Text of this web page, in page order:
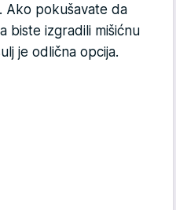
Ako pokušavate da
biste izgradili mišićnu
je odlična opcija.